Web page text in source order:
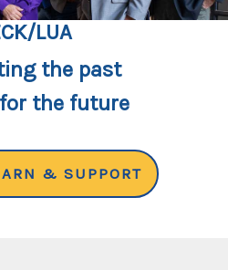
LUA
the past
the future
& SUPPORT